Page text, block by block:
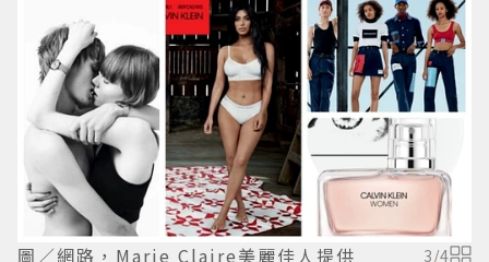
圖／網路，Marie Claire美麗佳人提供 3/4